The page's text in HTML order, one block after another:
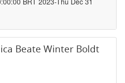
Beate Winter Boldt